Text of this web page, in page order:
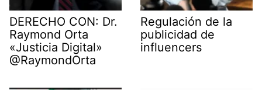
DERECHO CON: Dr.
Raymond Orta
«Justicia Digital»
@RaymondOrta
Regulación de la
publicidad de
influencers